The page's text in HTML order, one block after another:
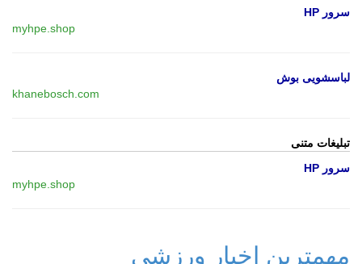
سرور HP
myhpe.shop
لباسشویی بوش
khanebosch.com
تبلیغات متنی
سرور HP
myhpe.shop
مهمترین اخبار ورزشی